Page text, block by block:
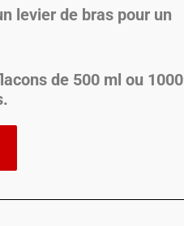
levier de bras pour un
de 500 ml ou 1000